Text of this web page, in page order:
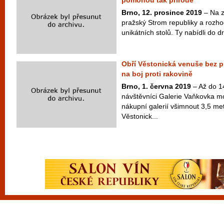
Brno, 12. prosince 2019 – Na
pražský Strom republiky a
unikátních stolů. Ty nabídli do
Obří Věstonická venuše bez
na boj proti rakovině
Brno, 1. června 2019 – Až do
návštěvníci Galerie Vaňkovka
nákupní galerií všimnout 3,5
Věstonick...